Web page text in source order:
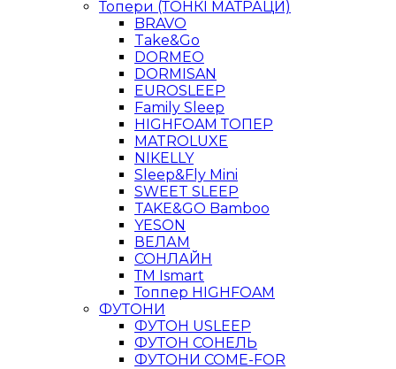
Топери (ТОНКІ МАТРАЦИ)
BRAVO
Take&Go
DORMEO
DORMISAN
EUROSLEEP
Family Sleep
HIGHFOAM ТОПЕР
MATROLUXE
NIKELLY
Sleep&Fly Mini
SWEET SLEEP
TAKE&GO Bamboo
YESON
ВЕЛАМ
СОНЛАЙН
ТМ Ismart
Топпер HIGHFOAM
ФУТОНИ
ФУТОН USLEEP
ФУТОН СОНЕЛЬ
ФУТОНИ COME-FOR